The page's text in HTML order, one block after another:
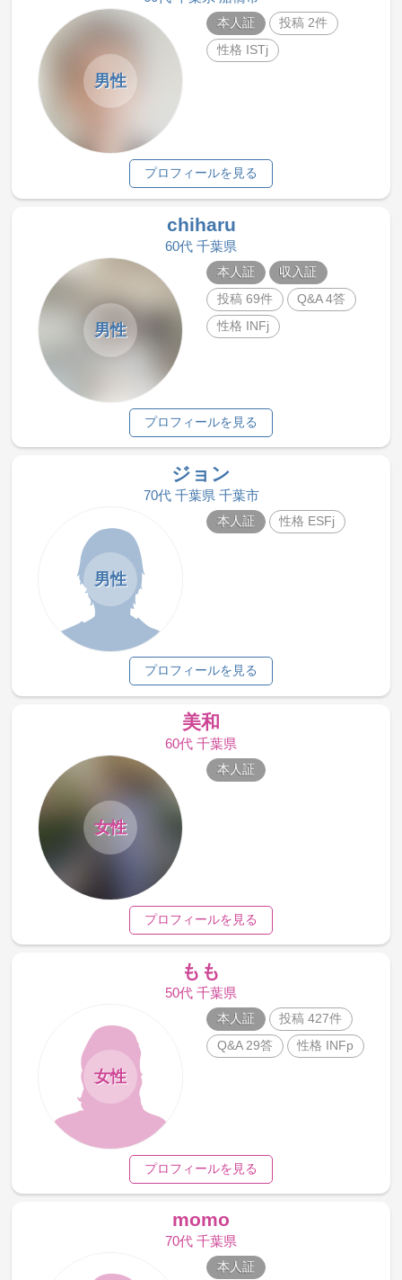
男性
本人証
投稿 2件
性格 ISTj
プロフィールを見る
chiharu
60代 千葉県
男性
本人証
収入証
投稿 69件
Q&A 4答
性格 INFj
プロフィールを見る
ジョン
70代 千葉県 千葉市
男性
本人証 性格 ESFj
プロフィールを見る
美和
60代 千葉県
女性
本人証
プロフィールを見る
もも
50代 千葉県
女性
本人証
投稿 427件
Q&A 29答
性格 INFp
プロフィールを見る
momo
70代 千葉県
本人証